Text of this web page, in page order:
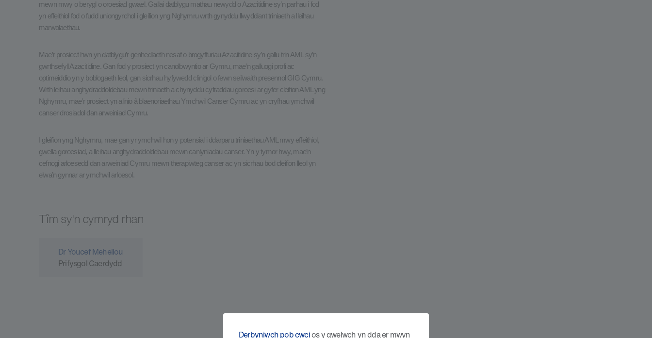
Derbyniwch pob cwcios y gwelwch yn dda er mwyn
mewn mwy o berygl o oroesiad gwael. Gallai datblygu mathau newydd o Azacitidine sy’n parhau i fod
yn effeithiol fod o fudd uniongyrchol i gleifion yng Nghymru wrth gynyddu llwyddiant triniaeth a lleihau
marwolaethau.
Mae’r prosiect hwn yn datblygu’r genhedlaeth nesaf o brogyffuriau Azacitidine sy’n gallu trin AML sy’n
gwrthsefyll Azacitidine. Gan fod y prosiect yn canolbwyntio ar Gymru, mae’n galluogi profi ac
optimeiddio yn y boblogaeth leol, gan sicrhau hyfywedd clinigol o fewn seilwaith presennol GIG Cymru.
Wrth leihau anghydraddoldebau mewn triniaeth a chynyddu cyfraddau goroesi ar gyfer cleifion AML yng
Nghymru, mae’r prosiect yn alinio â blaenoriaethau Ymchwil Canser Cymru ac yn cryfhau ymchwil
canser drosiadol dan arweiniad Cymru.
I gleifion yng Nghymru, mae gan yr ymchwil hon y potensial i ddarparu triniaethau AML mwy effeithiol,
gwella goroesiad, a lleihau anghydraddoldebau mewn canlyniadau canser. Yn y tymor hwy, mae’n
cefnogi arloesedd dan arweiniad Cymru mewn therapiwteg canser ac yn sicrhau bod cleifion lleol yn
elwa’n gynnar ar ymchwil arloesol.
Tîm sy'n cymryd rhan
Dr Youcef Mehellou
Prifysgol Caerdydd